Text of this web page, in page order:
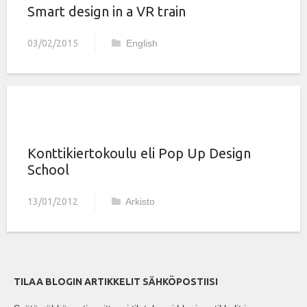
Smart design in a VR train
03/02/2015 English
Konttikiertokoulu eli Pop Up Design
School
13/01/2012 Arkisto
TILAA BLOGIN ARTIKKELIT SÄHKÖPOSTIISI